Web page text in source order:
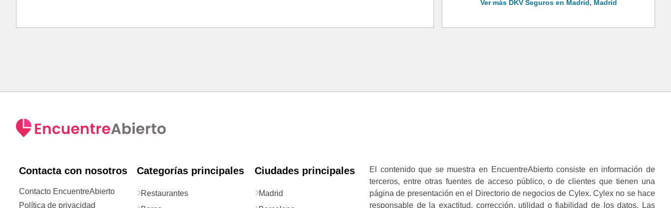
Ver más DKV Seguros en Madrid, Madrid
Contacta con nosotros
Contacto EncuentreAbierto
Política de privacidad
Categorías principales
Restaurantes
Ciudades principales
Madrid
El contenido que se muestra en EncuentreAbierto consiste en información de
terceros, entre otras fuentes de acceso público, o de clientes que tienen una
página de presentación en el Directorio de negocios de Cylex. Cylex no se hace
responsable de la exactitud, corrección, utilidad o fiabilidad de los datos. Las